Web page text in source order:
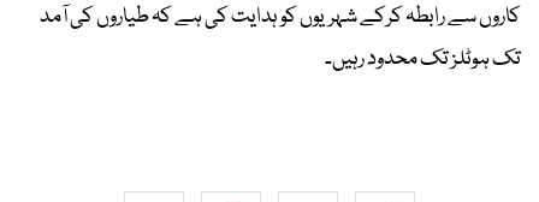
کاروں سے رابطہ کرکے شہریوں کو ہدایت کی ہے کہ طیاروں کی آمد
تک ہوٹلز تک محدود رہیں۔